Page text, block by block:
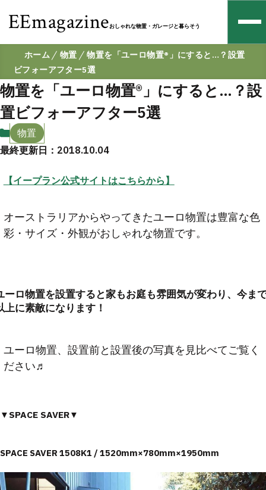
EEmagazineおしゃれな物置・ガレージと暮らそう
ホーム 物置
物置を「ユーロ物置®」にすると…？設置
ビフォーアフター5選
物置を「ユーロ物置®」にすると…？設
置ビフォーアフター5選
物置
最終更新日：2018.10.04
【イープラン公式サイトはこちらから】
オーストラリアからやってきたユーロ物置は豊富な色
彩・サイズ・外観がおしゃれな物置です。
ーロ物置を設置すると家もお庭も雰囲気が変わり、今ま
上に素敵になります！
ユーロ物置、設置前と設置後の写真を見比べてご覧く
ださい♬
▼SPACE SAVER▼
SPACE SAVER 1508K1 / 1520mm×780mm×1950mm